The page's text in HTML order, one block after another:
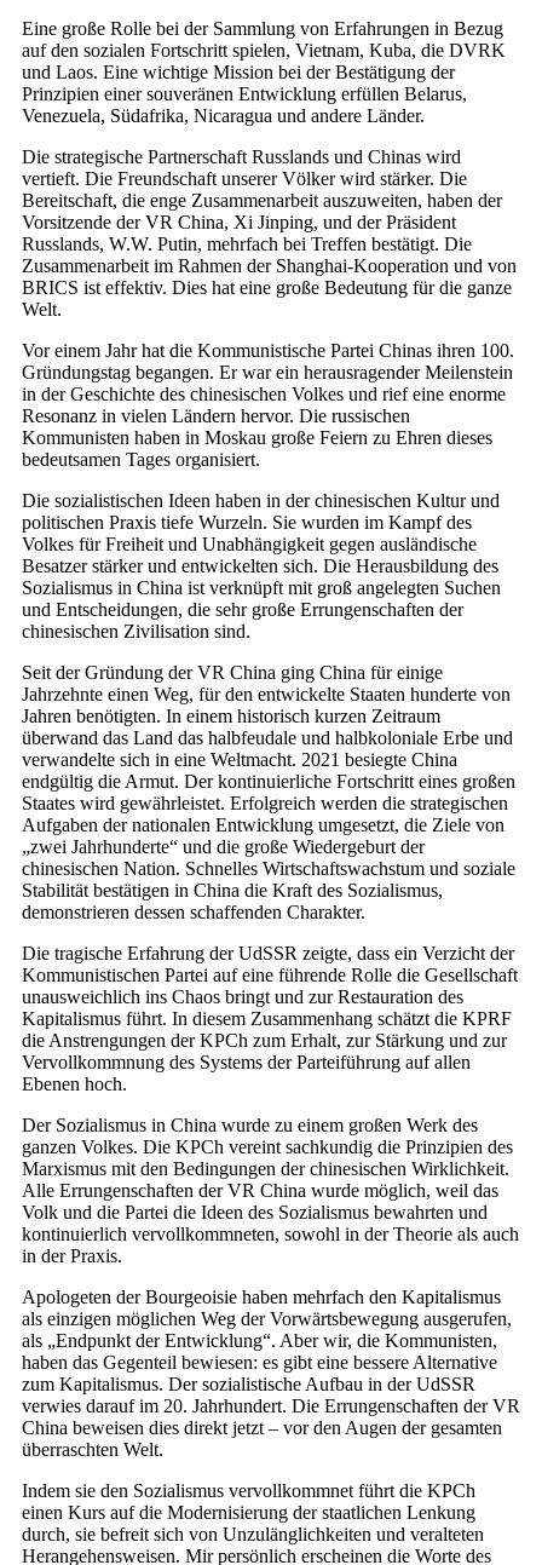
Eine große Rolle bei der Sammlung von Erfahrungen in Bezug
auf den sozialen Fortschritt spielen, Vietnam, Kuba, die DVRK
und Laos. Eine wichtige Mission bei der Bestätigung der
Prinzipien einer souveränen Entwicklung erfüllen Belarus,
Venezuela, Südafrika, Nicaragua und andere Länder.
Die strategische Partnerschaft Russlands und Chinas wird
vertieft. Die Freundschaft unserer Völker wird stärker. Die
Bereitschaft, die enge Zusammenarbeit auszuweiten, haben der
Vorsitzende der VR China, Xi Jinping, und der Präsident
Russlands, W.W. Putin, mehrfach bei Treffen bestätigt. Die
Zusammenarbeit im Rahmen der Shanghai-Kooperation und von
BRICS ist effektiv. Dies hat eine große Bedeutung für die ganze
Welt.
Vor einem Jahr hat die Kommunistische Partei Chinas ihren 100.
Gründungstag begangen. Er war ein herausragender Meilenstein
in der Geschichte des chinesischen Volkes und rief eine enorme
Resonanz in vielen Ländern hervor. Die russischen
Kommunisten haben in Moskau große Feiern zu Ehren dieses
bedeutsamen Tages organisiert.
Die sozialistischen Ideen haben in der chinesischen Kultur und
politischen Praxis tiefe Wurzeln. Sie wurden im Kampf des
Volkes für Freiheit und Unabhängigkeit gegen ausländische
Besatzer stärker und entwickelten sich. Die Herausbildung des
Sozialismus in China ist verknüpft mit groß angelegten Suchen
und Entscheidungen, die sehr große Errungenschaften der
chinesischen Zivilisation sind.
Seit der Gründung der VR China ging China für einige
Jahrzehnte einen Weg, für den entwickelte Staaten hunderte von
Jahren benötigten. In einem historisch kurzen Zeitraum
überwand das Land das halbfeudale und halbkoloniale Erbe und
verwandelte sich in eine Weltmacht. 2021 besiegte China
endgültig die Armut. Der kontinuierliche Fortschritt eines großen
Staates wird gewährleistet. Erfolgreich werden die strategischen
Aufgaben der nationalen Entwicklung umgesetzt, die Ziele von
„zwei Jahrhunderte“ und die große Wiedergeburt der
chinesischen Nation. Schnelles Wirtschaftswachstum und soziale
Stabilität bestätigen in China die Kraft des Sozialismus,
demonstrieren dessen schaffenden Charakter.
Die tragische Erfahrung der UdSSR zeigte, dass ein Verzicht der
Kommunistischen Partei auf eine führende Rolle die Gesellschaft
unausweichlich ins Chaos bringt und zur Restauration des
Kapitalismus führt. In diesem Zusammenhang schätzt die KPRF
die Anstrengungen der KPCh zum Erhalt, zur Stärkung und zur
Vervollkommnung des Systems der Parteiführung auf allen
Ebenen hoch.
Der Sozialismus in China wurde zu einem großen Werk des
ganzen Volkes. Die KPCh vereint sachkundig die Prinzipien des
Marxismus mit den Bedingungen der chinesischen Wirklichkeit.
Alle Errungenschaften der VR China wurde möglich, weil das
Volk und die Partei die Ideen des Sozialismus bewahrten und
kontinuierlich vervollkommneten, sowohl in der Theorie als auch
in der Praxis.
Apologeten der Bourgeoisie haben mehrfach den Kapitalismus
als einzigen möglichen Weg der Vorwärtsbewegung ausgerufen,
als „Endpunkt der Entwicklung“. Aber wir, die Kommunisten,
haben das Gegenteil bewiesen: es gibt eine bessere Alternative
zum Kapitalismus. Der sozialistische Aufbau in der UdSSR
verwies darauf im 20. Jahrhundert. Die Errungenschaften der VR
China beweisen dies direkt jetzt – vor den Augen der gesamten
überraschten Welt.
Indem sie den Sozialismus vervollkommnet führt die KPCh
einen Kurs auf die Modernisierung der staatlichen Lenkung
durch, sie befreit sich von Unzulänglichkeiten und veralteten
Herangehensweisen. Mir persönlich erscheinen die Worte des